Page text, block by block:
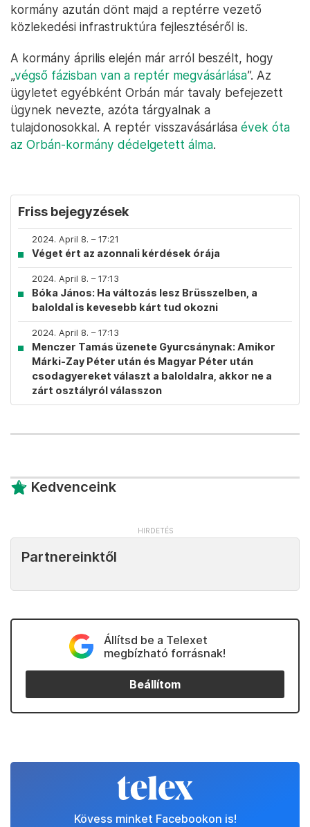
kormány azután dönt majd a reptérre vezető
közlekedési infrastruktúra fejlesztéséről is.
A kormány április elején már arról beszélt, hogy
„végső fázisban van a reptér megvásárlása”. Az
ügyletet egyébként Orbán már tavaly befejezett
ügynek nevezte, azóta tárgyalnak a
tulajdonosokkal. A reptér visszavásárlása évek óta
az Orbán-kormány dédelgetett álma.
Friss bejegyzések
2024. April 8. – 17:21
Véget ért az azonnali kérdések órája
2024. April 8. – 17:13
Bóka János: Ha változás lesz Brüsszelben, a
baloldal is kevesebb kárt tud okozni
2024. April 8. – 17:13
Menczer Tamás üzenete Gyurcsánynak: Amikor
Márki-Zay Péter után és Magyar Péter után
csodagyereket választ a baloldalra, akkor ne a
zárt osztályról válasszon
Kedvenceink
Partnereinktől
Állítsd be a Telexet
megbízható forrásnak!
Beállítom
Kövess minket Facebookon is!